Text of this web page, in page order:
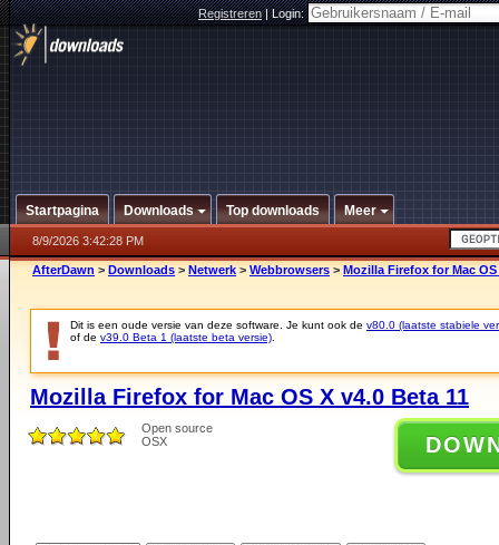
Registreren|Login:
Startpagina Downloads Top downloads Meer
8/9/2026 3:42:28 PM
AfterDawn > Downloads > Netwerk > Webbrowsers > Mozilla Firefox for Mac OS
Dit is een oude versie van deze software. Je kunt ook de v80.0 (laatste stabiele
of de v39.0 Beta 1 (laatste beta versie)
Mozilla Firefox for Mac OS X v4.0 Beta 11
Open source
OSX